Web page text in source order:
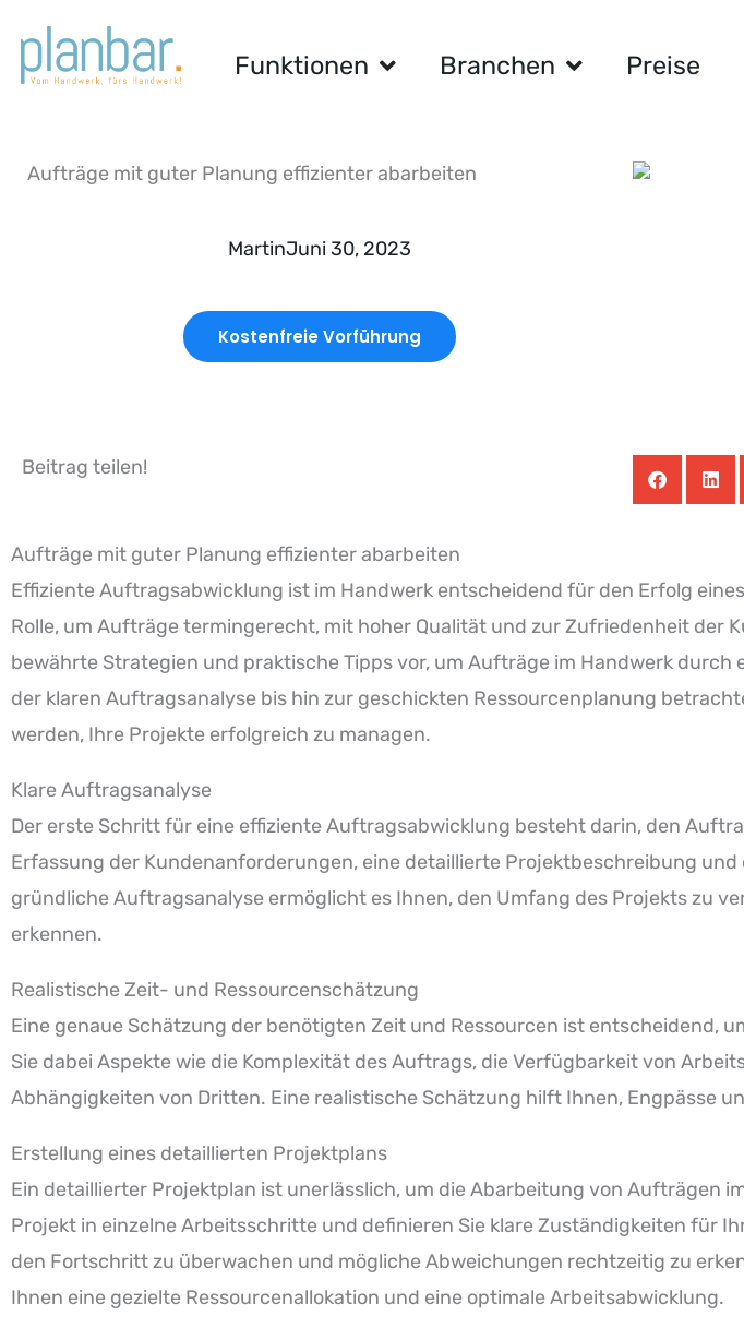
Inhalt
springen
Funktionen Branchen Preise
Aufträge mit guter Planung effizienter abarbeiten
MartinJuni 30, 2023
Kostenfreie Vorführung
Beitrag teilen!
Aufträge mit guter Planung effizienter abarbeiten
Effiziente Auftragsabwicklung ist im Handwerk entscheidend für den Erfolg
Rolle, um Aufträge termingerecht, mit hoher Qualität und zur Zufriedenheit der
bewährte Strategien und praktische Tipps vor, um Aufträge im Handwerk
der klaren Auftragsanalyse bis hin zur geschickten Ressourcenplanung
werden, Ihre Projekte erfolgreich zu managen.
Klare Auftragsanalyse
Der erste Schritt für eine effiziente Auftragsabwicklung besteht darin, den
Erfassung der Kundenanforderungen, eine detaillierte Projektbeschreibung
gründliche Auftragsanalyse ermöglicht es Ihnen, den Umfang des Projekts zu
erkennen.
Realistische Zeit- und Ressourcenschätzung
Eine genaue Schätzung der benötigten Zeit und Ressourcen ist entscheidend,
Sie dabei Aspekte wie die Komplexität des Auftrags, die Verfügbarkeit von
Abhängigkeiten von Dritten. Eine realistische Schätzung hilft Ihnen, Engpässe
Erstellung eines detaillierten Projektplans
Ein detaillierter Projektplan ist unerlässlich, um die Abarbeitung von Aufträgen
Projekt in einzelne Arbeitsschritte und definieren Sie klare Zuständigkeiten für
den Fortschritt zu überwachen und mögliche Abweichungen rechtzeitig zu
Ihnen eine gezielte Ressourcenallokation und eine optimale Arbeitsabwicklung.